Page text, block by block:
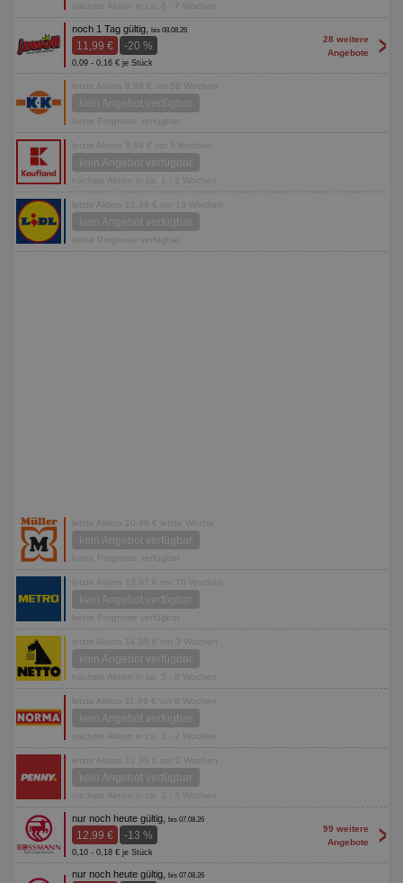
nächste Aktion in ca. 6 - 7 Wochen
noch 1 Tag gültig, bis 08.08.26
11,99 € -20 %
0,09 - 0,16 € je Stück
28 weitere
Angebote
>
letzte Aktion 8,99 € vor 88 Wochen
kein Angebot verfügbar
keine Prognose verfügbar
letzte Aktion 9,99 € vor 5 Wochen
kein Angebot verfügbar
nächste Aktion in ca. 1 - 2 Wochen
letzte Aktion 12,99 € vor 13 Wochen
kein Angebot verfügbar
keine Prognose verfügbar
letzte Aktion 10,99 € letzte Woche
kein Angebot verfügbar
keine Prognose verfügbar
letzte Aktion 13,67 € vor 70 Wochen
kein Angebot verfügbar
keine Prognose verfügbar
letzte Aktion 14,99 € vor 3 Wochen
kein Angebot verfügbar
nächste Aktion in ca. 5 - 6 Wochen
letzte Aktion 11,99 € vor 6 Wochen
kein Angebot verfügbar
nächste Aktion in ca. 1 - 2 Wochen
letzte Aktion 12,99 € vor 2 Wochen
kein Angebot verfügbar
nächste Aktion in ca. 2 - 3 Wochen
nur noch heute gültig, bis 07.08.26
12,99 € -13 %
0,10 - 0,18 € je Stück
99 weitere
Angebote
>
nur noch heute gültig, bis 07.08.26